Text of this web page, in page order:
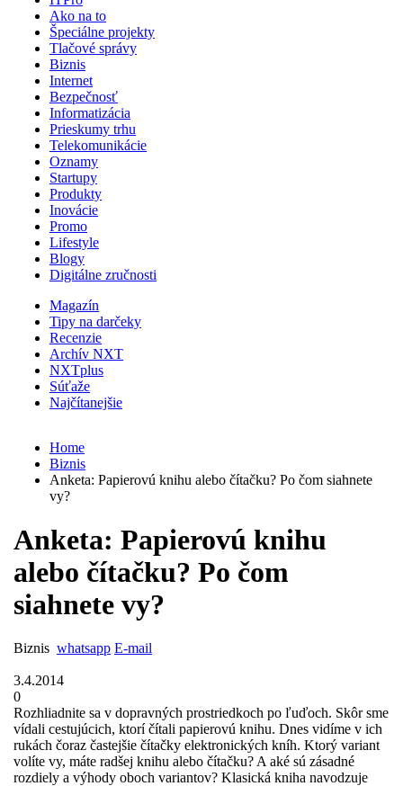
Ako na to
Špeciálne projekty
Tlačové správy
Biznis
Internet
Bezpečnosť
Informatizácia
Prieskumy trhu
Telekomunikácie
Oznamy
Startupy
Produkty
Inovácie
Promo
Lifestyle
Blogy
Digitálne zručnosti
Magazín
Tipy na darčeky
Recenzie
Archív NXT
NXTplus
Súťaže
Najčítanejšie
Home
Biznis
Anketa: Papierovú knihu alebo čítačku? Po čom siahnete
vy?
Anketa: Papierovú knihu
alebo čítačku? Po čom
siahnete vy?
Biznis whatsapp E-mail
3.4.2014
0
Rozhliadnite sa v dopravných prostriedkoch po ľuďoch. Skôr sme
vídali cestujúcich, ktorí čítali papierovú knihu. Dnes vidíme v ich
rukách čoraz častejšie čítačky elektronických kníh. Ktorý variant
volíte vy, máte radšej knihu alebo čítačku? A aké sú zásadné
rozdiely a výhody oboch variantov? Klasická kniha navodzuje